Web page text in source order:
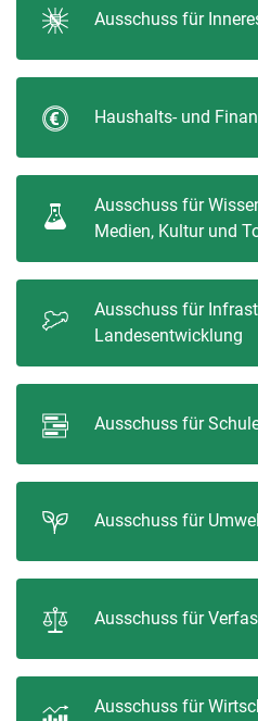
Ausschuss für
Haushalts- und
Ausschuss für
Medien, Kultur und
Ausschuss für
Landesentwicklung
Ausschuss für
Ausschuss für
Ausschuss für
Ausschuss für